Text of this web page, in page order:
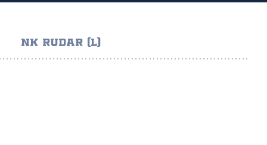
NK RUDAR (L)